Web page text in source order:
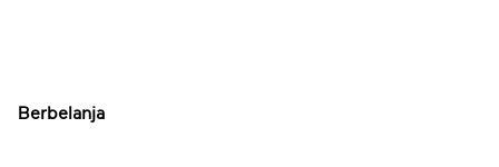
Berbelanja